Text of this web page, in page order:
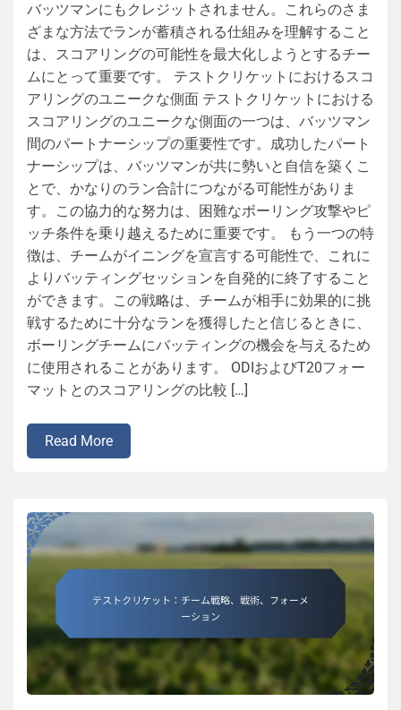
バッツマンにもクレジットされません。これらのさま
ざまな方法でランが蓄積される仕組みを理解すること
は、スコアリングの可能性を最大化しようとするチー
ムにとって重要です。 テストクリケットにおけるスコ
アリングのユニークな側面 テストクリケットにおける
スコアリングのユニークな側面の一つは、バッツマン
間のパートナーシップの重要性です。成功したパート
ナーシップは、バッツマンが共に勢いと自信を築くこ
とで、かなりのラン合計につながる可能性がありま
す。この協力的な努力は、困難なボーリング攻撃やピ
ッチ条件を乗り越えるために重要です。 もう一つの特
徴は、チームがイニングを宣言する可能性で、これに
よりバッティングセッションを自発的に終了すること
ができます。この戦略は、チームが相手に効果的に挑
戦するために十分なランを獲得したと信じるときに、
ボーリングチームにバッティングの機会を与えるため
に使用されることがあります。 ODIおよびT20フォー
マットとのスコアリングの比較 […]
Read More